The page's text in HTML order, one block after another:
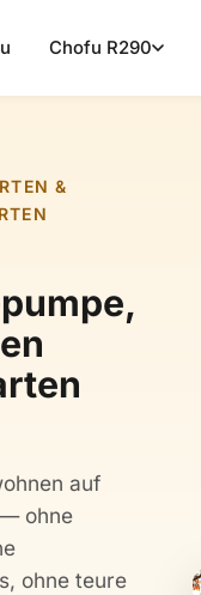
Chofu R290
&
auf
ohne
ohne teure